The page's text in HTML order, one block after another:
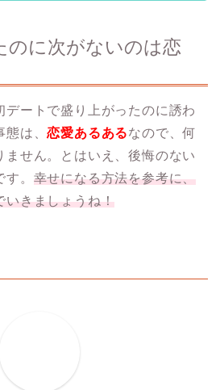
のに次がないのは恋
デートで盛り上がったのに誘わ
態は、恋愛あるあるなので、何
ません。とはいえ、後悔のない
。 幸せになる方法を参考に、
いきましょうね！